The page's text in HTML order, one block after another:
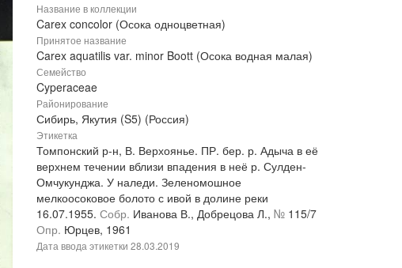
Название в коллекции
Carex concolor (Осока одноцветная)
Принятое название
Carex aquatilis var. minor Boott (Осока водная малая)
Семейство
Cyperaceae
Районирование
Сибирь, Якутия (S5) (Россия)
Этикетка
Томпонский р-н, В. Верхоянье. ПР. бер. р. Адыча в её
верхнем течении вблизи впадения в неё р. Сулден-
Омчукунджа. У наледи. Зеленомошное
мелкоосоковое болото с ивой в долине реки
16.07.1955. Собр. Иванова В., Добрецова Л., № 115/7
Опр. Юрцев, 1961
Дата ввода этикетки 28.03.2019